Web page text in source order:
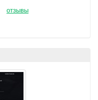
отзывы